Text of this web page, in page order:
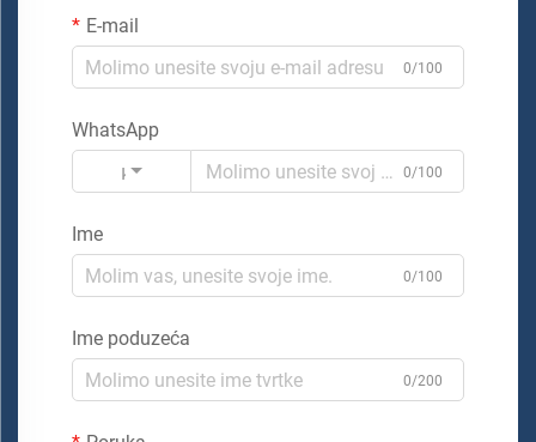
E-mail
0/100
WhatsApp
Kod
0/100
Ime
0/100
Ime poduzeća
0/200